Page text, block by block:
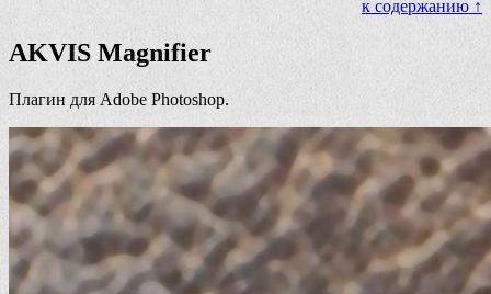
к содержанию ↑
AKVIS Magnifier
Плагин для Adobe Photoshop.